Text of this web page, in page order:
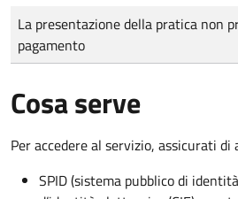
Tipo di pagamento
Importo
La presentazione della pratica non
pagamento
Cosa serve
Per accedere al servizio, assicurati di
SPID (sistema pubblico di